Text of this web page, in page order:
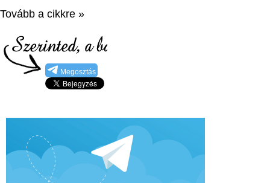
Tovább a cikkre »
Megosztás